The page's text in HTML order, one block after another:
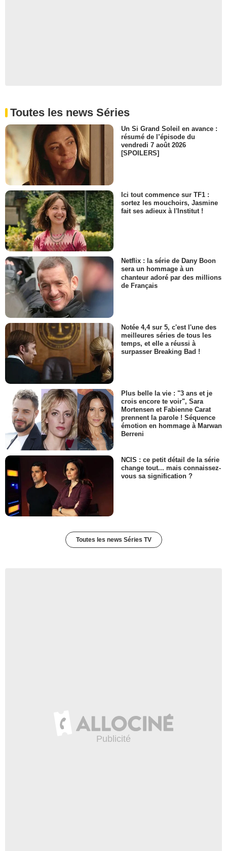
Toutes les news Séries
Un Si Grand Soleil en avance :
résumé de l’épisode du
vendredi 7 août 2026
[SPOILERS]
Ici tout commence sur TF1 :
sortez les mouchoirs, Jasmine
fait ses adieux à l'Institut !
Netflix : la série de Dany Boon
sera un hommage à un
chanteur adoré par des millions
de Français
Notée 4,4 sur 5, c'est l'une des
meilleures séries de tous les
temps, et elle a réussi à
surpasser Breaking Bad !
Plus belle la vie : "3 ans et je
crois encore te voir", Sara
Mortensen et Fabienne Carat
prennent la parole ! Séquence
émotion en hommage à Marwan
Berreni
NCIS : ce petit détail de la série
change tout... mais connaissez-
vous sa signification ?
Toutes les news Séries TV